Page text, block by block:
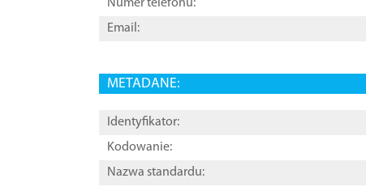
Numer telefonu:
Email:
METADANE:
Identyfikator:
Kodowanie:
Nazwa standardu: